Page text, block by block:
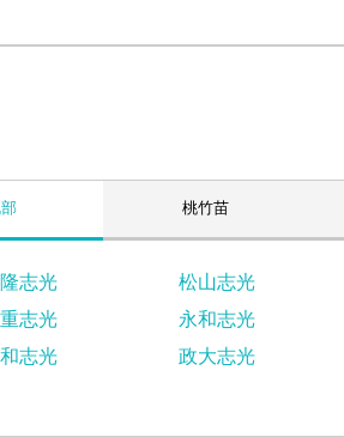
桃竹苗
志光 松山志光
志光
永和志光
志光
政大志光